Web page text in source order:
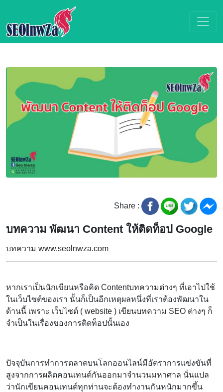
Share :
บทความ พัฒนา Content ให้ติดท็อป Google
บทความ www.seolnwza.com
หากเราเป็นนักเขียนหรือคิด Contentบทความต่างๆ ที่เอาไปใช้
ในเว็บไซต์ของเรา นั้นก็เป็นอีกเหตุผลหนึ่งที่เราต้องพัฒนาใน
ด้านนี้ เพราะ เว็บไซต์ ( website ) เขียนบทความ SEO ต่างๆ ก็
จำเป็นในเรื่องของการติดท็อปนั้นเอง
ปัจจุบันการทำการตลาดบนโลกออนไลน์มีอัตราการแข่งขันที่
สูงจากการผลิตคอนเทนต์กันออกมาจำนวนมหาศาล นั่นแปล
ว่านักเขียนคอนเทนต์ทุกท่านจะต้องทำงานกันหนักมากขึ้น